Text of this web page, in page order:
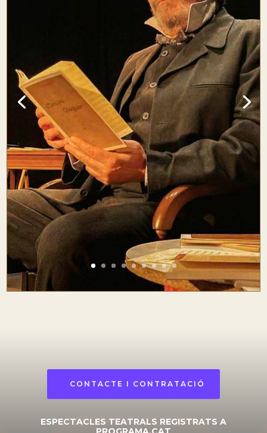
Creación y Organización de actos y eventos culturales
públicos y privados. Redacción/ Edición/Presentación de
Libros conmemorativos/ Libros de Memorias /textos
publicitarios. Libros de Empresa. Creación de textos
dramatúrgicos por centenarios y celebraciones
institucionales. RRPP: Inauguración de espacios.
Documentales
videográficos. Campañas publicitarias. Creación de
contenidos por redes sociales.
CONTACTE I CONTRATACIÓ
ESPECTACLES TEATRALS REGISTRATS A